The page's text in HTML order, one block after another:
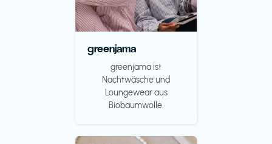
greenjama
greenjama ist
Nachtwäsche und
Loungewear aus
Biobaumwolle.